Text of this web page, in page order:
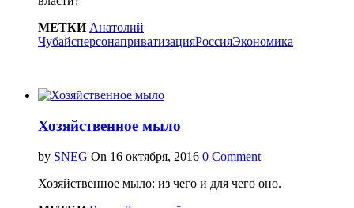
МЕТКИ Анатолий
ЧубайсперсонаприватизацияРоссияЭкономика
Хозяйственное мыло
by SNEG On
0 Comment
Хозяйственное мыло: из чего и для чего оно.